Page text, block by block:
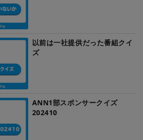
以前は一社提供だった番組クイ
ズ
ANN1部スポンサークイズ
202410